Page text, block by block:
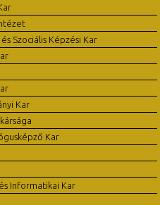
Szociális Képzési Kar
Kar
Kar
Informatikai Kar